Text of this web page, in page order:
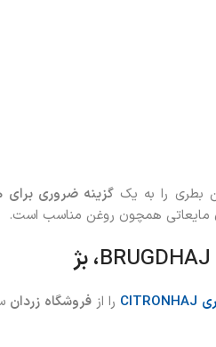
بطری را به یکگزینه ضروری برای
مایعاتی همچون روغن مناسب است.
BRUGDHAJ، بژ
را ازفروشگاه زردان